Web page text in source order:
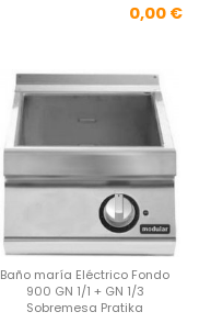
0,00 €
Baño maría Eléctrico Fondo
900 GN 1/1 + GN 1/3
Sobremesa Pratika